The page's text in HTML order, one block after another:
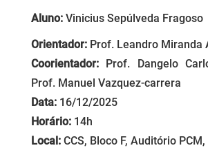
Aluno: Vinicius Sepúlveda Fragoso
Orientador: Prof. Leandro Miranda
Coorientador: Prof. Dangelo
Prof. Manuel Vazquez-carrera
Data: 16/12/2025
Horário: 14h
Local: CCS, Bloco F, Auditório